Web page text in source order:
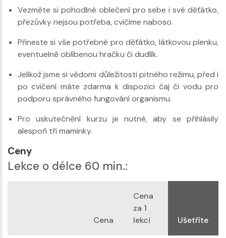
Vezměte si pohodlné oblečení pro sebe i své děťátko,
přezůvky nejsou potřeba, cvičíme naboso.
Přineste si vše potřebné pro děťátko, látkovou plenku,
eventuelně oblíbenou hračku či dudlík.
Jelikož jsme si vědomi důležitosti pitného režimu, před i
po cvičení máte zdarma k dispozici čaj či vodu pro
podporu správného fungování organismu.
Pro uskutečnění kurzu je nutné, aby se přihlásily
alespoň tři maminky.
Ceny
Lekce o délce 60 min.:
Cena
Cena
za 1
lekci
Ušetříte